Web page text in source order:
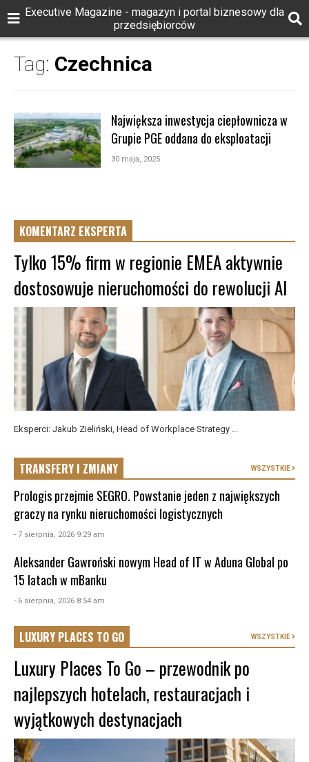
Executive Magazine - magazyn i portal biznesowy dla
przedsiębiorców
Tag: Czechnica
Największa inwestycja ciepłownicza w
Grupie PGE oddana do eksploatacji
30 maja, 2025
KOMENTARZ EKSPERTA
Tylko 15% firm w regionie EMEA aktywnie
dostosowuje nieruchomości do rewolucji AI
Eksperci: Jakub Zieliński, Head of Workplace Strategy ...
TRANSFERY I ZMIANY WSZYSTKIE
Prologis przejmie SEGRO. Powstanie jeden z największych
graczy na rynku nieruchomości logistycznych
- 7 sierpnia, 2026 9:29 am
Aleksander Gawroński nowym Head of IT w Aduna Global po
15 latach w mBanku
- 6 sierpnia, 2026 8:54 am
LUXURY PLACES TO GO WSZYSTKIE
Luxury Places To Go – przewodnik po
najlepszych hotelach, restauracjach i
wyjątkowych destynacjach